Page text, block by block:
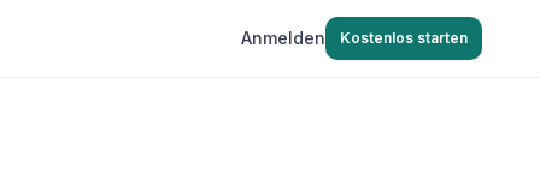
Anmelden Kostenlos starten